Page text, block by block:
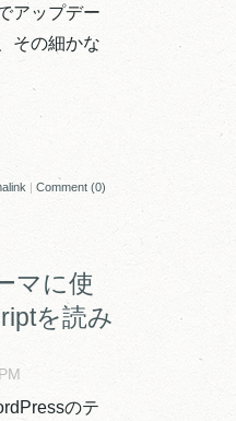
アップデー
その細かな
| Comment (0)
マに使
を読み
のテ